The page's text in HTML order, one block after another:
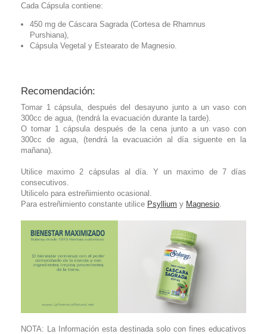
Cada Cápsula contiene:
450 mg de Cáscara Sagrada (Cortesa de Rhamnus
Purshiana),
Cápsula Vegetal y Estearato de Magnesio.
Recomendación:
Tomar 1 cápsula, después del desayuno junto a un vaso con
300cc de agua, (tendrá la evacuación durante la tarde).
O tomar 1 cápsula después de la cena junto a un vaso con
300cc de agua, (tendrá la evacuación al día siguente en la
mañana).
Utilice maximo 2 cápsulas al día. Y un maximo de 7 días
consecutivos.
Utilicelo para estreñimiento ocasional.
Para estreñimiento constante utilice Psyllium y Magnesio
NOTA: La Información esta destinada solo con fines educativos